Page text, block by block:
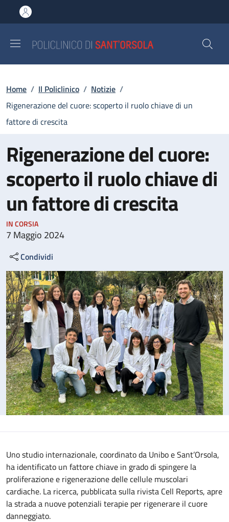
al contenuto principale
to footer content
Briciole di pane
Home / Il Policlinico / Notizie /
Rigenerazione del cuore: scoperto il ruolo chiave di un
fattore di crescita
Rigenerazione del cuore:
scoperto il ruolo chiave di
un fattore di crescita
IN CORSIA
7 Maggio 2024
Condividi
Uno studio internazionale, coordinato da Unibo e Sant’Orsola,
ha identificato un fattore chiave in grado di spingere la
proliferazione e rigenerazione delle cellule muscolari
cardiache. La ricerca, pubblicata sulla rivista Cell Reports, apre
la strada a nuove potenziali terapie per rigenerare il cuore
danneggiato.